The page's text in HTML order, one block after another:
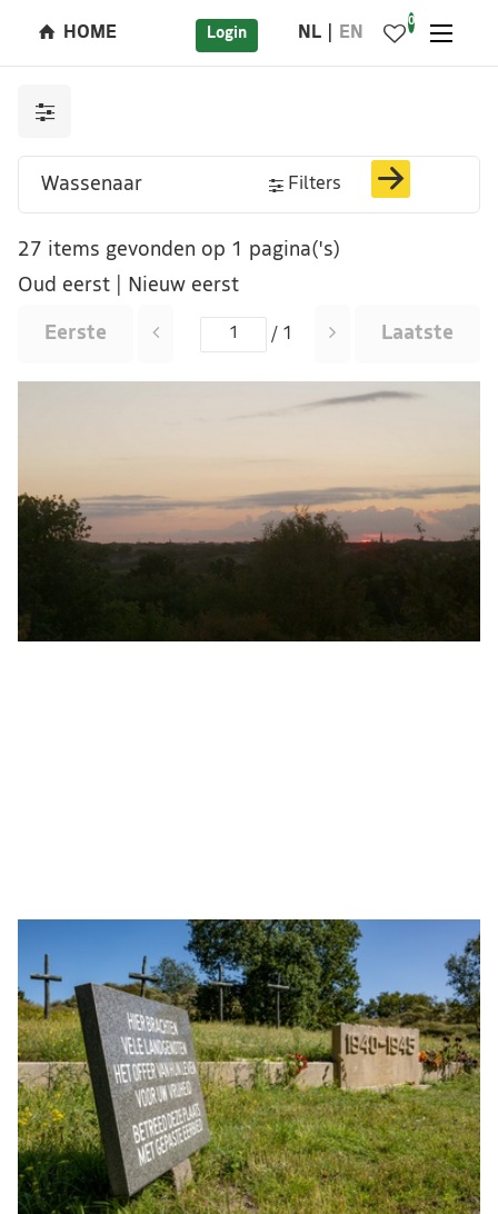
HOME Login NL EN
0
Filters
27 items gevonden op 1 pagina('s)
Oud eerst
Nieuw eerst
Eerste / 1 Laatste